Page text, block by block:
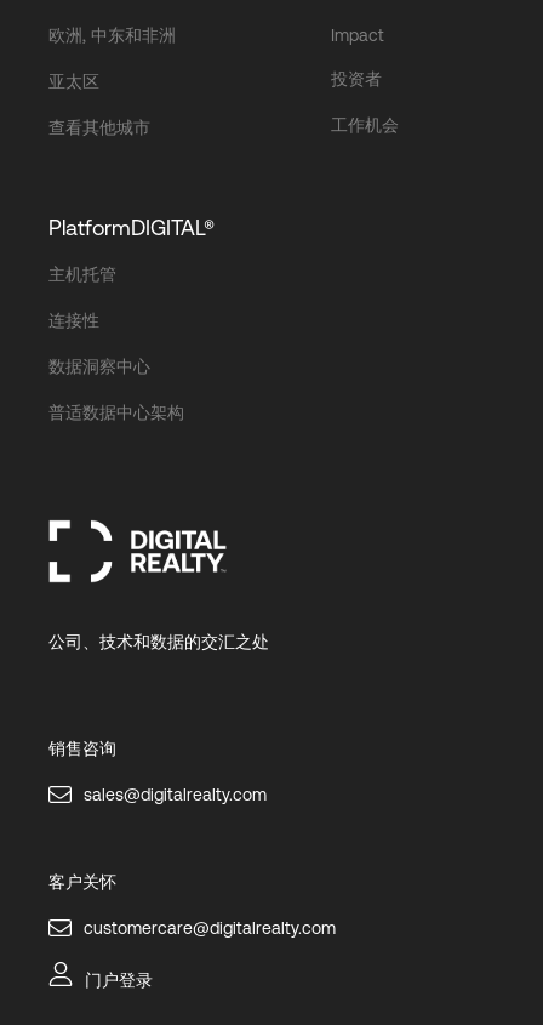
欧洲, 中东和非洲
亚太区
查看其他城市
Impact
投资者
工作机会
PlatformDIGITAL®
主机托管
连接性
数据洞察中心
普适数据中心架构
公司、技术和数据的交汇之处
销售咨询
sales@digitalrealty.com
客户关怀
customercare@digitalrealty.com
门户登录